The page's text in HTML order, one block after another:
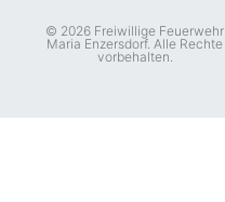
© 2026 Freiwillige Feuerwehr
Maria Enzersdorf. Alle Rechte
vorbehalten.